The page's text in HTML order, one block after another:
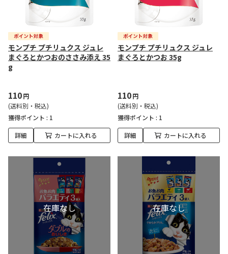
モンプチ プチリュクス ジュレ
まぐろとかつおのささみ添え 35
g
110円
(送料別・税込)
獲得ポイント : 1
詳細 カートに入れる
モンプチ プチリュクス ジュレ
まぐろとかつお 35g
110円
(送料別・税込)
獲得ポイント : 1
詳細 カートに入れる